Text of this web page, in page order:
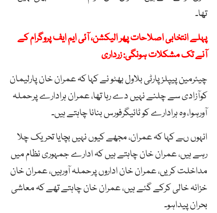
تھا۔
پہلے انتخابی اصلاحات پھر الیکشن، آئی ایم ایف پروگرام کے
آنے تک مشکلات ہونگی: زرداری
چیئرمین پیپلزپارٹی بلاول بھٹو نے کہا کہ عمران خان پارلیمان
کوآزادی سے چلنے نہیں دے رہا تھا، عمران ہرادارے پرحملہ
آورہوا، وہ ہرادارے کو ٹائیگرفورس بنانا چاہتے ہیں۔
انہوں ںے کہا کہ عمران، مجھے کیوں نہیں بچایا تحریک چلا
رہے ہیں، عمران خان چاہتے ہیں کہ ادارے جمہوری نظام میں
مداخلت کریں، عمران خان اداروں پرحملہ آورہیں، عمران خان
خزانہ خالی کرکے گئے ہیں، عمران خان چاہتے تھے کہ معاشی
بحران پیداہو۔